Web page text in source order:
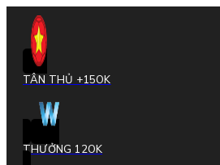
TÂN THỦ +15OK
THƯỞNG 12OK